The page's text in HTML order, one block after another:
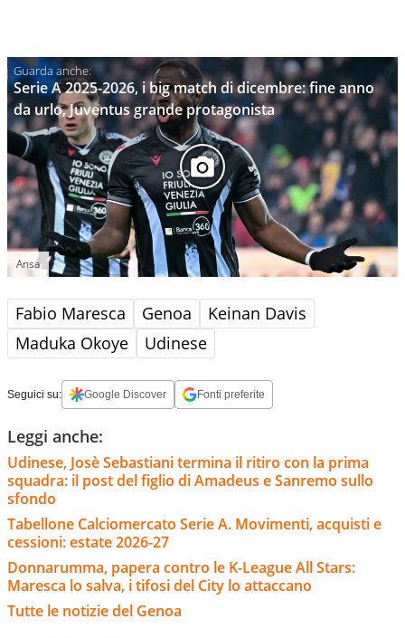
Serie A 2025-2026, i big match di dicembre: fine anno
da urlo, Juventus grande protagonista
Ansa
Fabio Maresca Genoa
Keinan Davis
Maduka Okoye
Udinese
Seguici su: Google Discover Fonti preferite
Leggi anche:
Udinese, Josè Sebastiani termina il ritiro con la prima
squadra: il post del figlio di Amadeus e Sanremo sullo
sfondo
Tabellone Calciomercato Serie A. Movimenti, acquisti e
cessioni: estate 2026-27
Donnarumma, papera contro le K-League All Stars:
Maresca lo salva, i tifosi del City lo attaccano
Tutte le notizie del Genoa